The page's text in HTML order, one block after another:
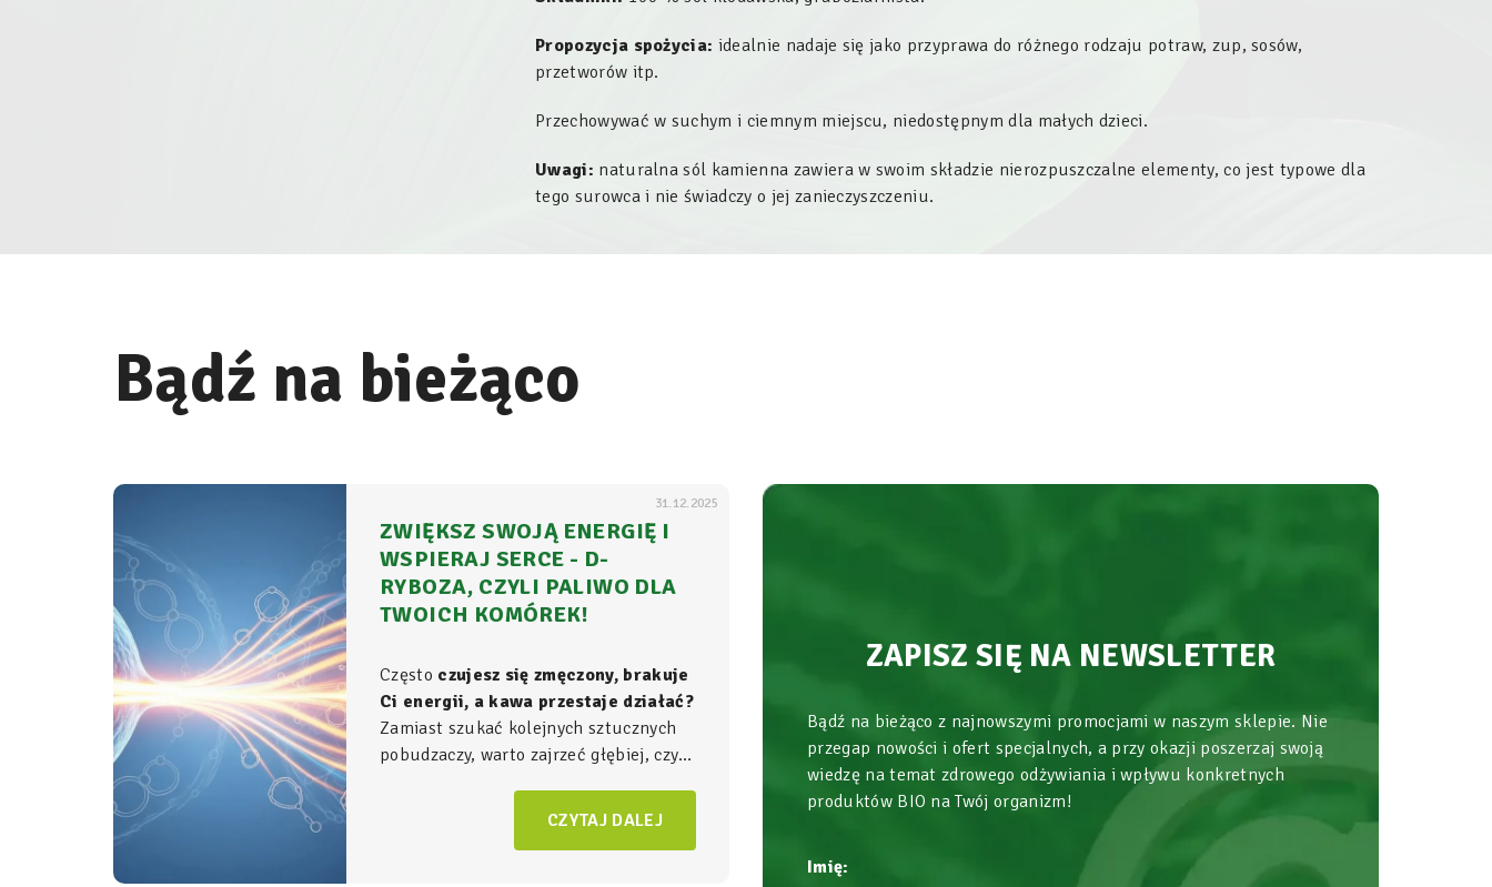
Propozycja spożycia: idealnie nadaje się jako przyprawa do różnego rodzaju potraw, zup, sosów,
przetworów itp.
Przechowywać w suchym i ciemnym miejscu, niedostępnym dla małych dzieci.
Uwagi: naturalna sól kamienna zawiera w swoim składzie nierozpuszczalne elementy, co jest typowe dla
tego surowca i nie świadczy o jej zanieczyszczeniu.
Bądź na bieżąco
31.12.2025
ZWIĘKSZ SWOJĄ ENERGIĘ I
WSPIERAJ SERCE - D-
RYBOZA, CZYLI PALIWO DLA
TWOICH KOMÓREK!
Często czujesz się zmęczony, brakuje
Ci energii, a kawa przestaje działać?
Zamiast szukać kolejnych sztucznych
pobudzaczy, warto zajrzeć głębiej, czyli
organizmie - tam, gdzie na poziomie
CZYTAJ DALEJ
ZAPISZ SIĘ NA NEWSLETTER
Bądź na bieżąco z najnowszymi promocjami w naszym sklepie. Nie
przegap nowości i ofert specjalnych, a przy okazji poszerzaj swoją
wiedzę na temat zdrowego odżywiania i wpływu konkretnych
produktów BIO na Twój organizm!
Imię: